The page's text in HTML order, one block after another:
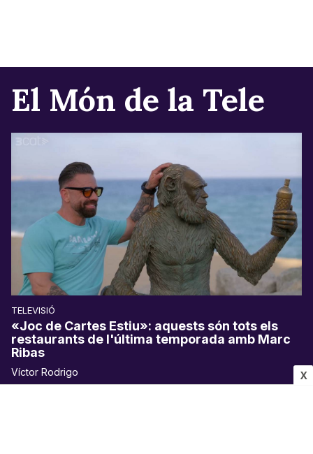
X
El Món de la Tele
TELEVISIÓ
«Joc de Cartes Estiu»: aquests són tots els
restaurants de l'última temporada amb Marc
Ribas
Víctor Rodrigo